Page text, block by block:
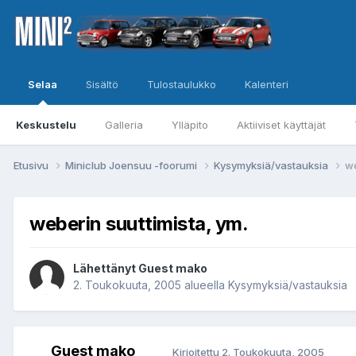
Selaa
Keskustelu Galleria Ylläpito Aktiiviset käyttäjät
Sisältö Tulostaulukko Kalenteri
Etusivu Miniclub Joensuu -foorumi Kysymyksiä/vastauksia
weberin suuttimista, ym.
Lähettänyt Guest mako
2. Toukokuuta, 2005 alueella Kysymyksiä/vastauksia
Guest mako Kirjoitettu 2. Toukokuuta, 2005